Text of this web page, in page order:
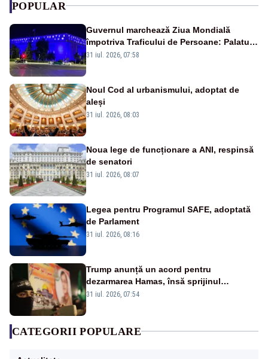
POPULAR
Guvernul marchează Ziua Mondială
împotriva Traficului de Persoane: Palatul
Victoria, iluminat în albastru
31 iul. 2026, 07:58
Noul Cod al urbanismului, adoptat de
aleși
31 iul. 2026, 08:03
Noua lege de funcționare a ANI, respinsă
de senatori
31 iul. 2026, 08:07
Legea pentru Programul SAFE, adoptată
de Parlament
31 iul. 2026, 08:16
Trump anunță un acord pentru
dezarmarea Hamas, însă sprijinul
Israelului rămâne incert
31 iul. 2026, 07:54
CATEGORII POPULARE